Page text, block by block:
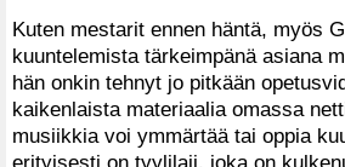
Kuten mestarit ennen häntä, myös
kuuntelemista tärkeimpänä asiana
hän onkin tehnyt jo pitkään
kaikenlaista materiaalia omassa
musiikkia voi ymmärtää tai oppia